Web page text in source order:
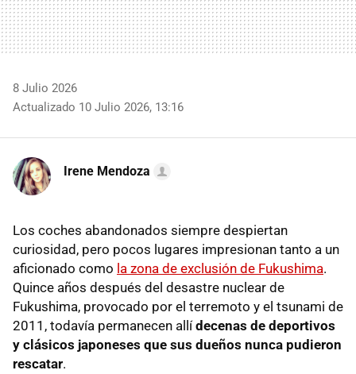
8 Julio 2026
Actualizado 10 Julio 2026, 13:16
Irene Mendoza
Los coches abandonados siempre despiertan
curiosidad, pero pocos lugares impresionan tanto a un
aficionado como la zona de exclusión de Fukushima.
Quince años después del desastre nuclear de
Fukushima, provocado por el terremoto y el tsunami de
2011, todavía permanecen allídecenas de deportivos
y clásicos japoneses que sus dueños nunca pudieron
rescatar.